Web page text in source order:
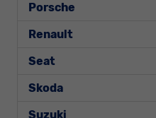
Porsche
Renault
Seat
Skoda
Suzuki